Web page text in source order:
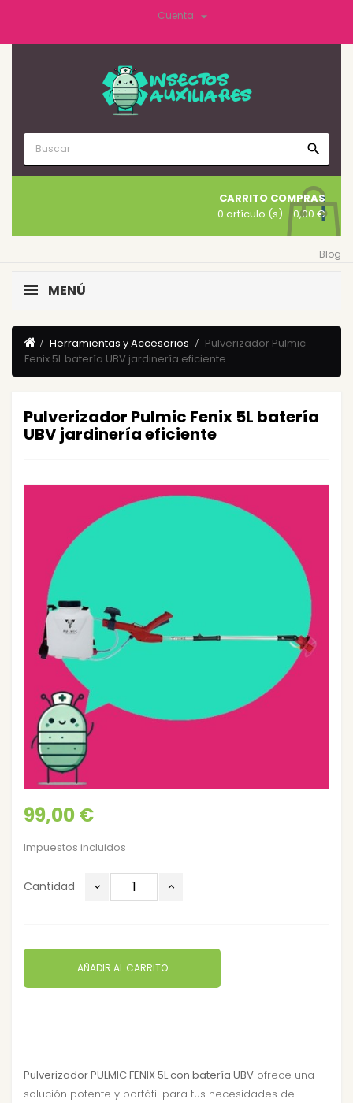
Cuenta 
search
CARRITO COMPRAS
0 artículo (s) - 0,00 €
Blog
MENÚ
Herramientas y Accesorios
Pulverizador Pulmic
Fenix 5L batería UBV jardinería eficiente
Pulverizador Pulmic Fenix 5L batería
UBV jardinería eficiente
99,00 €
Impuestos incluidos
Cantidad
AÑADIR AL CARRITO
Pulverizador PULMIC FENIX 5L con batería UBV ofrece una
solución potente y portátil para tus necesidades de